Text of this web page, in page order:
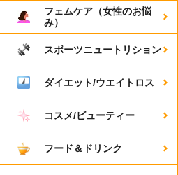
フェムケア（女性のお悩
み）
スポーツニュートリション
ダイエット/ウエイトロス
コスメ/ビューティー
フード＆ドリンク